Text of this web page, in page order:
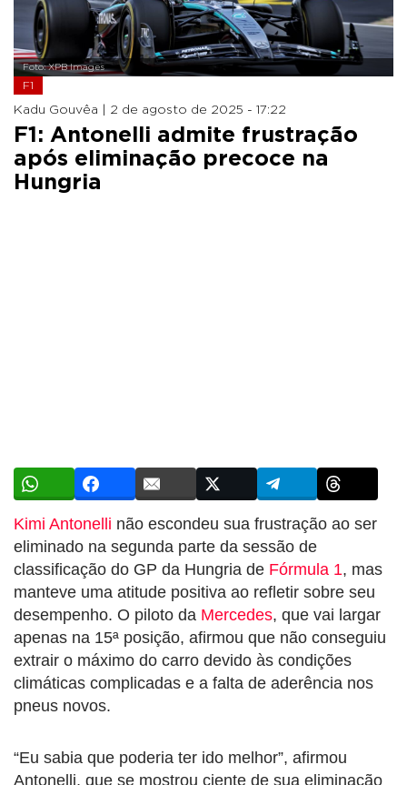
Foto: XPB Images
F1
Kadu Gouvêa | 2 de agosto de 2025 - 17:22
F1: Antonelli admite frustração
após eliminação precoce na
Hungria
Kimi Antonelli não escondeu sua frustração ao ser
eliminado na segunda parte da sessão de
classificação do GP da Hungria de Fórmula 1, mas
manteve uma atitude positiva ao refletir sobre seu
desempenho. O piloto da Mercedes, que vai largar
apenas na 15ª posição, afirmou que não conseguiu
extrair o máximo do carro devido às condições
climáticas complicadas e a falta de aderência nos
pneus novos.
“Eu sabia que poderia ter ido melhor”, afirmou
Antonelli, que se mostrou ciente de sua eliminação